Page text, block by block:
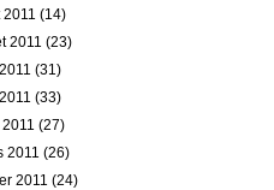
2011(14)
2011(23)
(31)
(33)
2011(27)
2011(26)
2011(24)